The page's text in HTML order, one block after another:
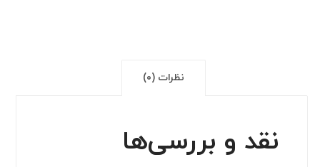
نظرات (۰)
نقد و بررسی‌ها